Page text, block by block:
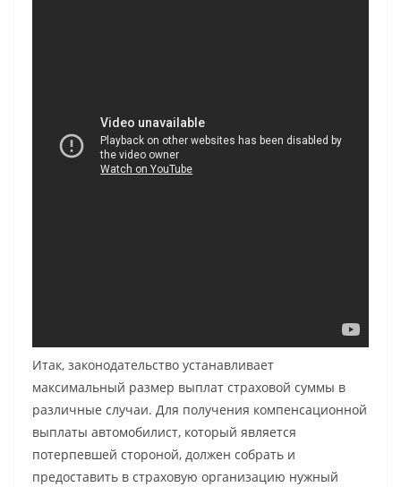
Итак, законодательство устанавливает
максимальный размер выплат страховой суммы в
различные случаи. Для получения компенсационной
выплаты автомобилист, который является
потерпевшей стороной, должен собрать и
предоставить в страховую организацию нужный